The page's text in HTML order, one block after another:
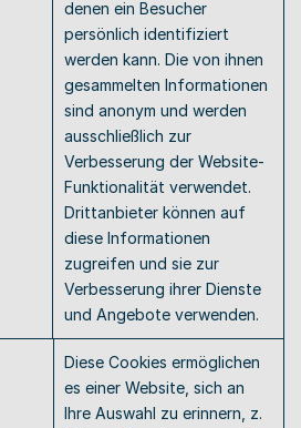
denen ein Besucher
persönlich identifiziert
werden kann. Die von ihnen
gesammelten Informationen
sind anonym und werden
ausschließlich zur
Verbesserung der Website-
Funktionalität verwendet.
Drittanbieter können auf
diese Informationen
zugreifen und sie zur
Verbesserung ihrer Dienste
und Angebote verwenden.
Diese Cookies ermöglichen
es einer Website, sich an
Ihre Auswahl zu erinnern, z.